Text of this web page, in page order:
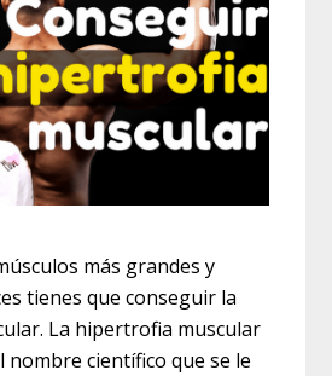
más grandes y
tienes que conseguir la
La hipertrofia muscular
nombre científico que se le